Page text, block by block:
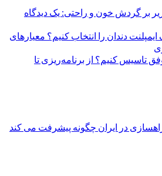
بر گردش خون و راحتی: یک دیدگاه
ایمپلنت دندان را انتخاب کنیم؟ معیارهای
تاسیس کنیم؟ از برنامه‌ریزی تا
در ایران چگونه پیشرفت می کند